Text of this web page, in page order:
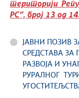
територији
РС”, број 13 од
ЈАВНИ ПОЗИВ
СРЕДСТАВА
РАЗВОЈА И
РУРАЛНОГ